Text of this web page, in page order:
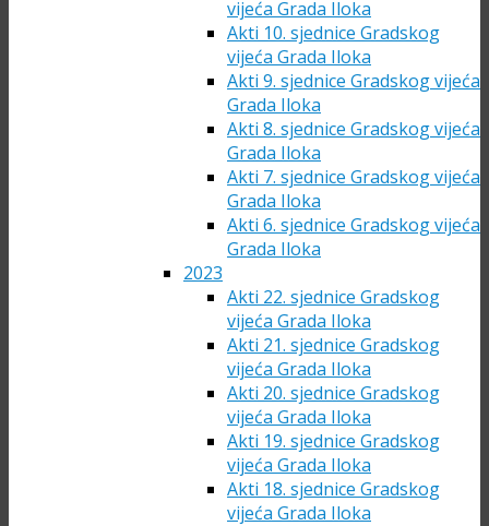
vijeća Grada Iloka
Akti 10. sjednice Gradskog
vijeća Grada Iloka
Akti 9. sjednice Gradskog vijeća
Grada Iloka
Akti 8. sjednice Gradskog vijeća
Grada Iloka
Akti 7. sjednice Gradskog vijeća
Grada Iloka
Akti 6. sjednice Gradskog vijeća
Grada Iloka
2023
Akti 22. sjednice Gradskog
vijeća Grada Iloka
Akti 21. sjednice Gradskog
vijeća Grada Iloka
Akti 20. sjednice Gradskog
vijeća Grada Iloka
Akti 19. sjednice Gradskog
vijeća Grada Iloka
Akti 18. sjednice Gradskog
vijeća Grada Iloka